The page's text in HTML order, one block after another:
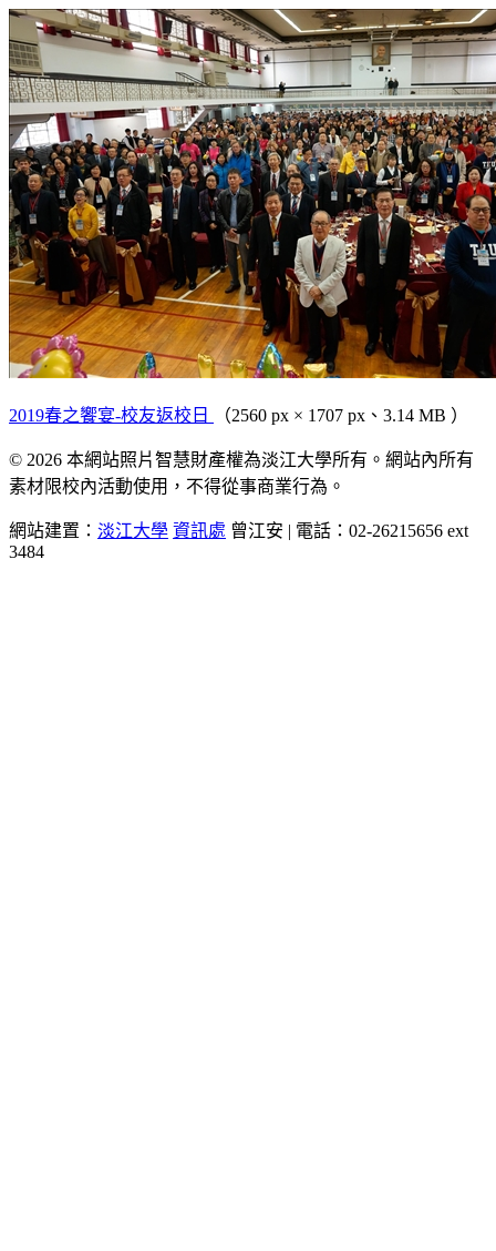
2019春之饗宴-校友返校日 （2560 px × 1707 px、3.14 MB ）
© 2026 本網站照片智慧財產權為淡江大學所有。網站內所有
素材限校內活動使用，不得從事商業行為。
網站建置： 淡江大學 資訊處 曾江安 | 電話：02-26215656 ext
3484